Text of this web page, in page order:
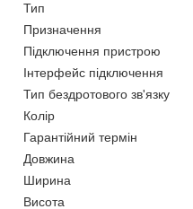
Тип
Призначення
Підключення пристрою
Інтерфейс підключення
Тип бездротового зв'язку
Колір
Гарантійний термін
Довжина
Ширина
Висота